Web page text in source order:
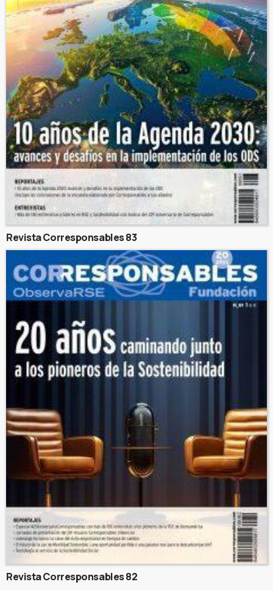
Revista Corresponsables 83
Revista Corresponsables 82